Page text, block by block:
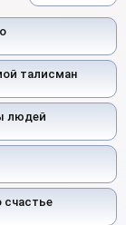
талисман
людей
счастье